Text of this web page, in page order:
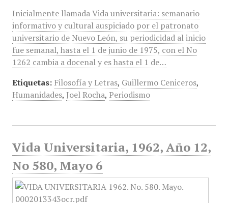
Inicialmente llamada Vida universitaria: semanario
informativo y cultural auspiciado por el patronato
universitario de Nuevo León, su periodicidad al inicio
fue semanal, hasta el 1 de junio de 1975, con el No
1262 cambia a docenal y es hasta el 1 de…
Etiquetas: Filosofía y Letras, Guillermo Ceniceros,
Humanidades, Joel Rocha, Periodismo
Vida Universitaria, 1962, Año 12,
No 580, Mayo 6